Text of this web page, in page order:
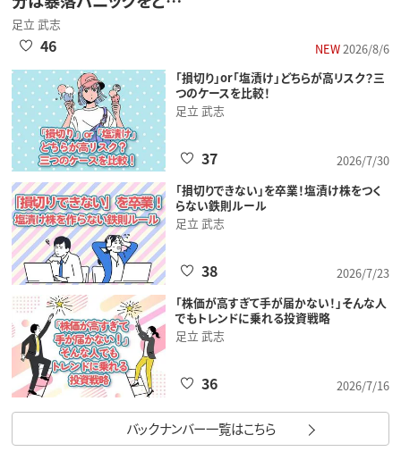
足立 武志
NEW2026/8/6
46
「損切り」or「塩漬け」どちらが高リスク？三
つのケースを比較！
足立 武志
2026/7/30
37
「損切りできない」を卒業！塩漬け株をつく
らない鉄則ルール
足立 武志
2026/7/23
38
「株価が高すぎて手が届かない！」そんな人
でもトレンドに乗れる投資戦略
足立 武志
2026/7/16
36
バックナンバー一覧はこちら